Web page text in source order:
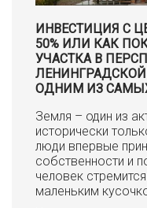
ИНВЕСТИЦИЯ С
50% ИЛИ КАК
УЧАСТКА В
ОДНИМ ИЗ
Земля – один из
исторически
люди впервые
собственности и
человек
маленьким